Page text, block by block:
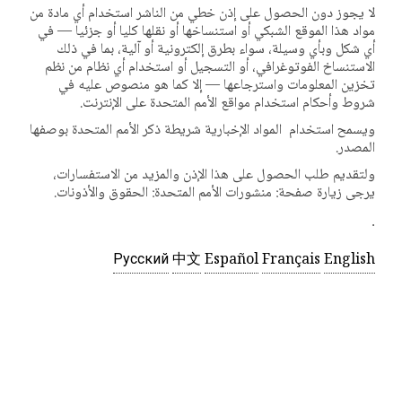
لا يجوز دون الحصول على إذن خطي من الناشر استخدام أي مادة من
مواد هذا الموقع الشبكي أو استنساخها أو نقلها كليا أو جزئيا — في
أي شكل وبأي وسيلة، سواء بطرق إلكترونية أو آلية، بما في ذلك
الاستنساخ الفوتوغرافي، أو التسجيل أو استخدام أي نظام من نظم
تخزين المعلومات واسترجاعها — إلا كما هو منصوص عليه في
شروط وأحكام استخدام مواقع الأمم المتحدة على الإنترنت.
ويسمح استخدام المواد الإخبارية شريطة ذكر الأمم المتحدة بوصفها
المصدر.
ولتقديم طلب الحصول على هذا الإذن والمزيد من الاستفسارات،
يرجى زيارة صفحة: منشورات الأمم المتحدة: الحقوق والأذونات.
.
English
Français
Español
中文
Русский